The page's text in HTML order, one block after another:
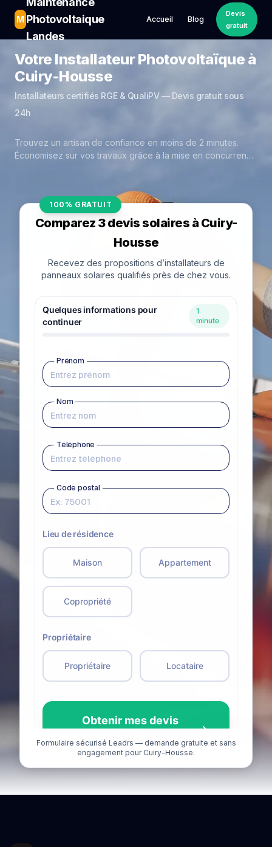
M Photovoltaique
Landes
Accueil Blog
Devis
gratuit
Votre Installateur Photovoltaïque à
Cuiry-Housse
Installateurs certifiés RGE & QualiPV — Devis gratuit sous
24h
Trouvez un artisan de confiance en moins de 2 minutes.
Économisez sur vos travaux grâce à la mise en concurrence
100% GRATUIT
Comparez 3 devis solaires à Cuiry-
Housse
Recevez des propositions d’installateurs de
panneaux solaires qualifiés près de chez vous.
Formulaire sécurisé Leadrs — demande gratuite et sans
engagement pour Cuiry-Housse.